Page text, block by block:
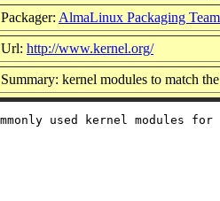
Packager: AlmaLinux Packaging
Url: http://www.kernel.org/
Summary: kernel modules to match